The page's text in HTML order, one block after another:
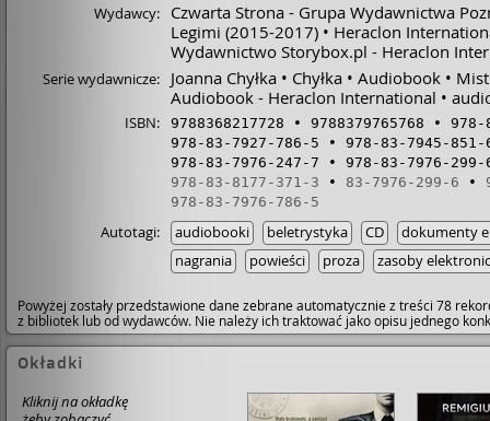
Wydawcy:
Czwarta Strona - Grupa Wydawnictwa
Legimi (2015-2017)
Heraclon
Wydawnictwo Storybox.pl - Heraclon
Serie wydawnicze: Joanna Chyłka Chyłka Audiobook
Audiobook - Heraclon International
ISBN: 9788368217728 9788379765768
978-
978-83-7927-786-5
978-83-7945-851-
978-83-7976-247-7
978-83-7976-299-
978-83-8177-371-3
83-7976-299-6
978-83-7976-786-5
Autotagi: audiobooki beletrystyka CD
dokumenty
nagrania
powieści proza zasoby
Powyżej zostały przedstawione dane zebrane automatycznie z treści 78
z bibliotek lub od wydawców. Nie należy ich traktować jako opisu jednego
Okładki
Kliknij na okładkę